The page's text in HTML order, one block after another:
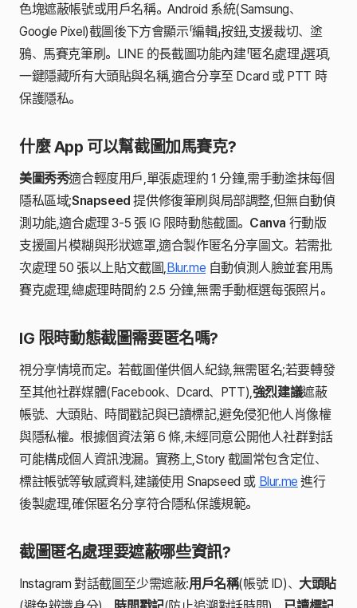
色塊遮蔽帳號或用戶名稱。Android 系統(Samsung、
Google Pixel)截圖後下方會顯示「編輯」按鈕,支援裁切、塗
鴉、馬賽克筆刷。LINE 的長截圖功能內建「匿名處理」選項,
一鍵隱藏所有大頭貼與名稱,適合分享至 Dcard 或 PTT 時
保護隱私。
什麼 App 可以幫截圖加馬賽克?
美圖秀秀適合輕度用戶,單張處理約 1 分鐘,需手動塗抹每個
隱私區域;Snapseed 提供修復筆刷與局部調整,但無自動偵
測功能,適合處理 3-5 張 IG 限時動態截圖。 Canva 行動版
支援圖片模糊與形狀遮罩,適合製作匿名分享圖文。若需批
次處理 50 張以上貼文截圖,Blur.me 自動偵測人臉並套用馬
賽克處理,總處理時間約 2.5 分鐘,無需手動框選每張照片。
IG 限時動態截圖需要匿名嗎?
視分享情境而定。若截圖僅供個人紀錄,無需匿名;若要轉發
至其他社群媒體(Facebook、Dcard、PTT),強烈建議遮蔽
帳號、大頭貼、時間戳記與已讀標記,避免侵犯他人肖像權
與隱私權。根據個資法第 6 條,未經同意公開他人社群對話
可能構成個人資訊洩漏。實務上,Story 截圖常包含定位、
標註帳號等敏感資料,建議使用 Snapseed 或 Blur.me 進行
後製處理,確保匿名分享符合隱私保護規範。
截圖匿名處理要遮蔽哪些資訊?
Instagram 對話截圖至少需遮蔽:用戶名稱(帳號 ID)、 大頭貼